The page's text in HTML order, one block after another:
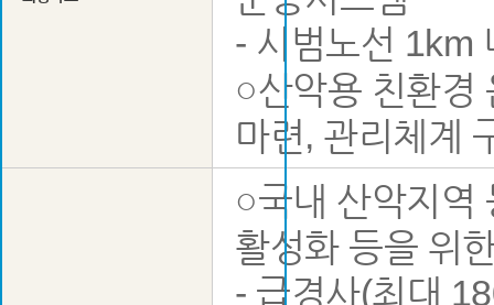
- 시범노선 1km
○산악용 친환경
마련, 관리체계
○국내 산악지역
활성화 등을 위
- 급경사(최대